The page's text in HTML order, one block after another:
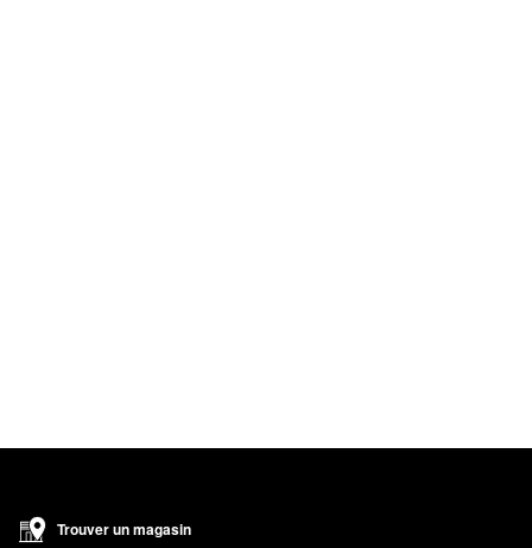
Trouver un magasin